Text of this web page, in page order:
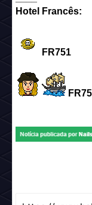
Hotel Francês:
FR751